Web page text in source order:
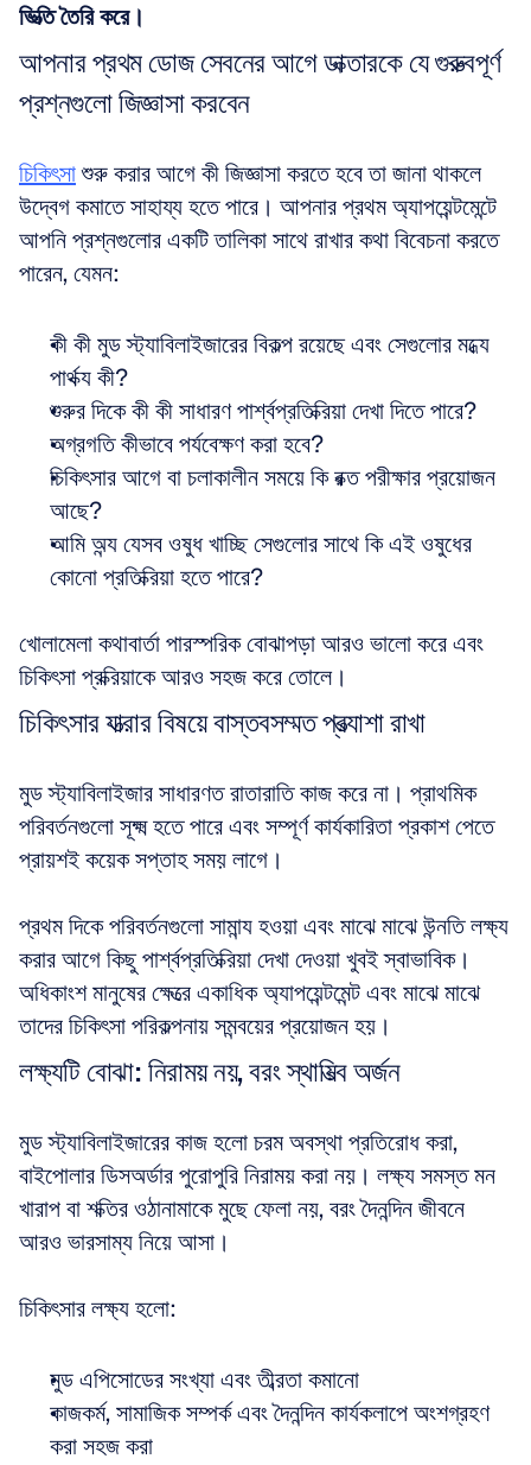
ভিত্তি তৈরি করে।
আপনার প্রথম ডোজ সেবনের আগে ডাক্তারকে যে গুরুত্বপূর্ণ
প্রশ্নগুলো জিজ্ঞাসা করবেন
চিকিৎসা শুরু করার আগে কী জিজ্ঞাসা করতে হবে তা জানা থাকলে
উদ্বেগ কমাতে সাহায্য হতে পারে। আপনার প্রথম অ্যাপয়েন্টমেন্টে
আপনি প্রশ্নগুলোর একটি তালিকা সাথে রাখার কথা বিবেচনা করতে
পারেন, যেমন:
কী কী মুড স্ট্যাবিলাইজারের বিকল্প রয়েছে এবং সেগুলোর মধ্যে
পার্থক্য কী?
শুরুর দিকে কী কী সাধারণ পার্শ্বপ্রতিক্রিয়া দেখা দিতে পারে?
অগ্রগতি কীভাবে পর্যবেক্ষণ করা হবে?
চিকিৎসার আগে বা চলাকালীন সময়ে কি রক্ত পরীক্ষার প্রয়োজন
আছে?
আমি অন্য যেসব ওষুধ খাচ্ছি সেগুলোর সাথে কি এই ওষুধের
কোনো প্রতিক্রিয়া হতে পারে?
খোলামেলা কথাবার্তা পারস্পরিক বোঝাপড়া আরও ভালো করে এবং
চিকিৎসা প্রক্রিয়াকে আরও সহজ করে তোলে।
চিকিৎসার যাত্রার বিষয়ে বাস্তবসম্মত প্রত্যাশা রাখা
মুড স্ট্যাবিলাইজার সাধারণত রাতারাতি কাজ করে না। প্রাথমিক
পরিবর্তনগুলো সূক্ষ্ম হতে পারে এবং সম্পূর্ণ কার্যকারিতা প্রকাশ পেতে
প্রায়শই কয়েক সপ্তাহ সময় লাগে।
প্রথম দিকে পরিবর্তনগুলো সামান্য হওয়া এবং মাঝে মাঝে উন্নতি লক্ষ্য
করার আগে কিছু পার্শ্বপ্রতিক্রিয়া দেখা দেওয়া খুবই স্বাভাবিক।
অধিকাংশ মানুষের ক্ষেত্রে একাধিক অ্যাপয়েন্টমেন্ট এবং মাঝে মাঝে
তাদের চিকিৎসা পরিকল্পনায় সমন্বয়ের প্রয়োজন হয়।
লক্ষ্যটি বোঝা: নিরাময় নয়, বরং স্থায়িত্ব অর্জন
মুড স্ট্যাবিলাইজারের কাজ হলো চরম অবস্থা প্রতিরোধ করা,
বাইপোলার ডিসঅর্ডার পুরোপুরি নিরাময় করা নয়। লক্ষ্য সমস্ত মন
খারাপ বা শক্তির ওঠানামাকে মুছে ফেলা নয়, বরং দৈনন্দিন জীবনে
আরও ভারসাম্য নিয়ে আসা।
চিকিৎসার লক্ষ্য হলো:
মুড এপিসোডের সংখ্যা এবং তীব্রতা কমানো
কাজকর্ম, সামাজিক সম্পর্ক এবং দৈনন্দিন কার্যকলাপে অংশগ্রহণ
করা সহজ করা